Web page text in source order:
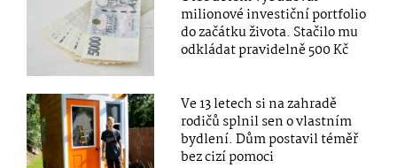
milionové investiční portfolio
do začátku života. Stačilo mu
odkládat pravidelně 500 Kč
Ve 13 letech si na zahradě
rodičů splnil sen o vlastním
bydlení. Dům postavil téměř
bez cizí pomoci